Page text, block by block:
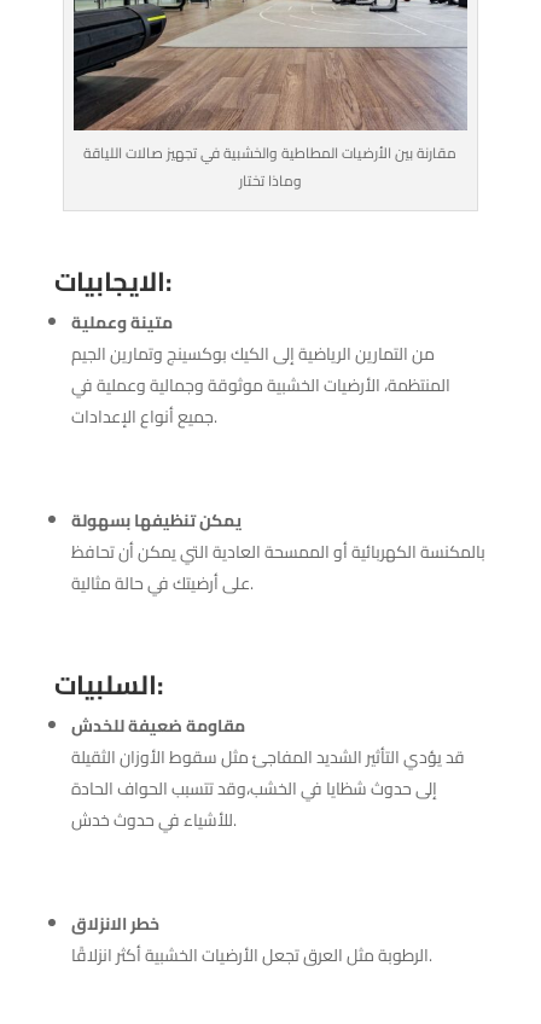
مقارنة بين الأرضيات المطاطية والخشبية في تجهيز صالات اللياقة
وماذا تختار
الايجابيات:
متينة وعملية
من التمارين الرياضية إلى الكيك بوكسينج وتمارين الجيم
المنتظمة، الأرضيات الخشبية موثوقة وجمالية وعملية في
جميع أنواع الإعدادات.
يمكن تنظيفها بسهولة
بالمكنسة الكهربائية أو الممسحة العادية التي يمكن أن تحافظ
على أرضيتك في حالة مثالية.
السلبيات:
مقاومة ضعيفة للخدش
قد يؤدي التأثير الشديد المفاجئ مثل سقوط الأوزان الثقيلة
إلى حدوث شظايا في الخشب،وقد تتسبب الحواف الحادة
للأشياء في حدوث خدش.
خطر الانزلاق
الرطوبة مثل العرق تجعل الأرضيات الخشبية أكثر انزلاقًا.